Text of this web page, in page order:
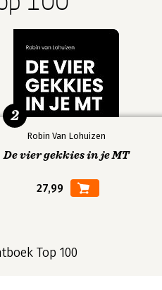
Robin Van Lohuizen
De vier gekkies in je MT
27,99
2
Top 100